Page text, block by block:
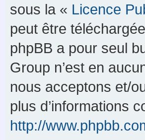
sous la « Licence
peut être
phpBB a pour seul
Group n’est en
nous acceptons et/
plus d’informations
http://